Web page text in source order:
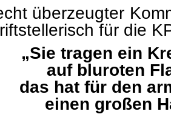
überzeugter
für die
„Sie tragen ein
auf bluroten
das hat für den
einen großen